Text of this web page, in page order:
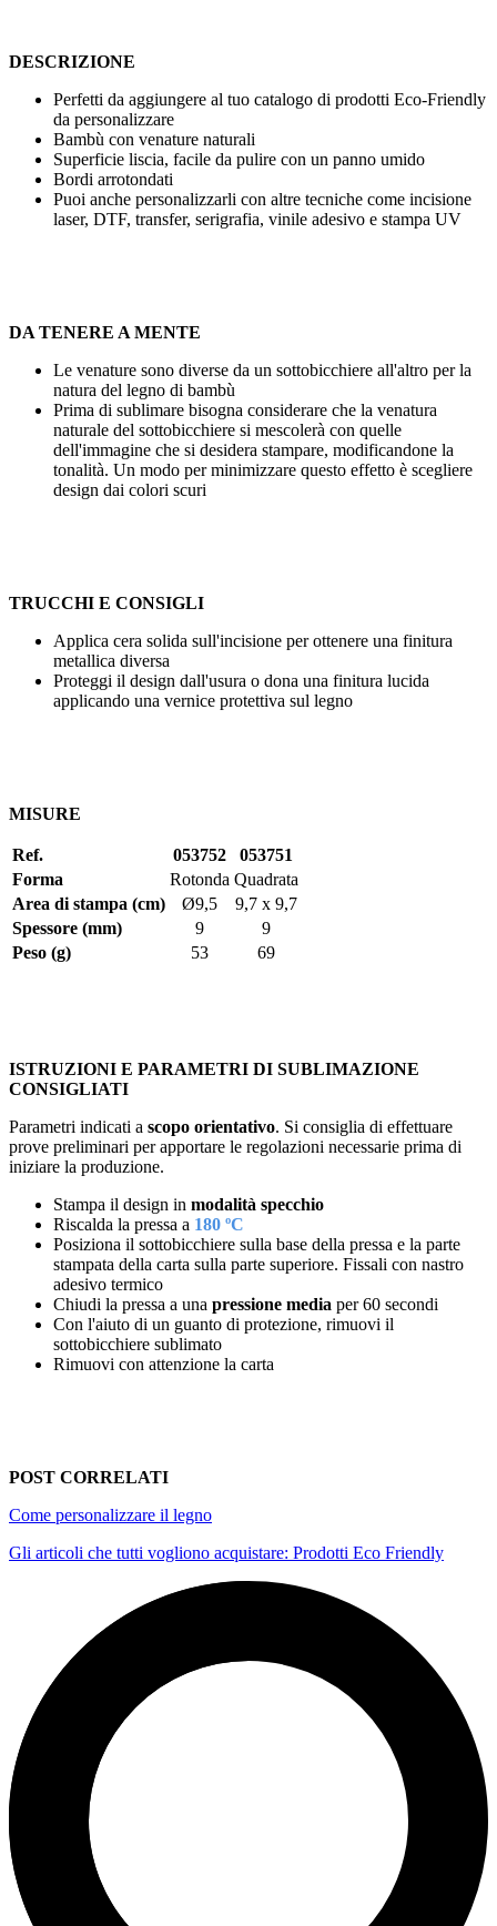
DESCRIZIONE
Perfetti da aggiungere al tuo catalogo di prodotti Eco-Friendly
da personalizzare
Bambù con venature naturali
Superficie liscia, facile da pulire con un panno umido
Bordi arrotondati
Puoi anche personalizzarli con altre tecniche come incisione
laser, DTF, transfer, serigrafia, vinile adesivo e stampa UV
DA TENERE A MENTE
Le venature sono diverse da un sottobicchiere all'altro per la
natura del legno di bambù
Prima di sublimare bisogna considerare che la venatura
naturale del sottobicchiere si mescolerà con quelle
dell'immagine che si desidera stampare, modificandone la
tonalità. Un modo per minimizzare questo effetto è scegliere
design dai colori scuri
TRUCCHI E CONSIGLI
Applica cera solida sull'incisione per ottenere una finitura
metallica diversa
Proteggi il design dall'usura o dona una finitura lucida
applicando una vernice protettiva sul legno
MISURE
Ref. 053752
053751
Forma
Rotonda Quadrata
Area di stampa (cm)
Ø9,5
9,7 x 9,7
Spessore (mm)
9
9
Peso (g)
53 69
ISTRUZIONI E PARAMETRI DI SUBLIMAZIONE
CONSIGLIATI
Parametri indicati a scopo orientativo. Si consiglia di effettuare
prove preliminari per apportare le regolazioni necessarie prima di
iniziare la produzione.
Stampa il design in modalità specchio
Riscalda la pressa a 180 ºC
Posiziona il sottobicchiere sulla base della pressa e la parte
stampata della carta sulla parte superiore. Fissali con nastro
adesivo termico
Chiudi la pressa a una pressione media per60 secondi
Con l'aiuto di un guanto di protezione, rimuovi il
sottobicchiere sublimato
Rimuovi con attenzione la carta
POST CORRELATI
Come personalizzare il legno
Gli articoli che tutti vogliono acquistare: Prodotti Eco Friendly